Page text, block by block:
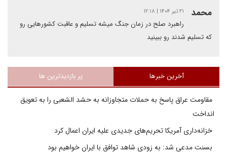
محمد ۲۱ تیر ۱۴۰۴ | ۱۲:۱۸
راهبرد صلح در زمان جنگ میشه تسلیم و عاقبت کشورهایی رو
که تسلیم شدند رو ببینید
آخرین خبرها پر بازدیدترین ها
مقاومت عراق پاسخ به حملات متجاوزانه به حشد الشعبی را به تعویق
انداخت
خزانه‌داری آمریکا تحریم‌های جدیدی علیه ایران اعمال کرد
بسنت مدعی شد: به زودی شاهد توافق با ایران خواهیم بود